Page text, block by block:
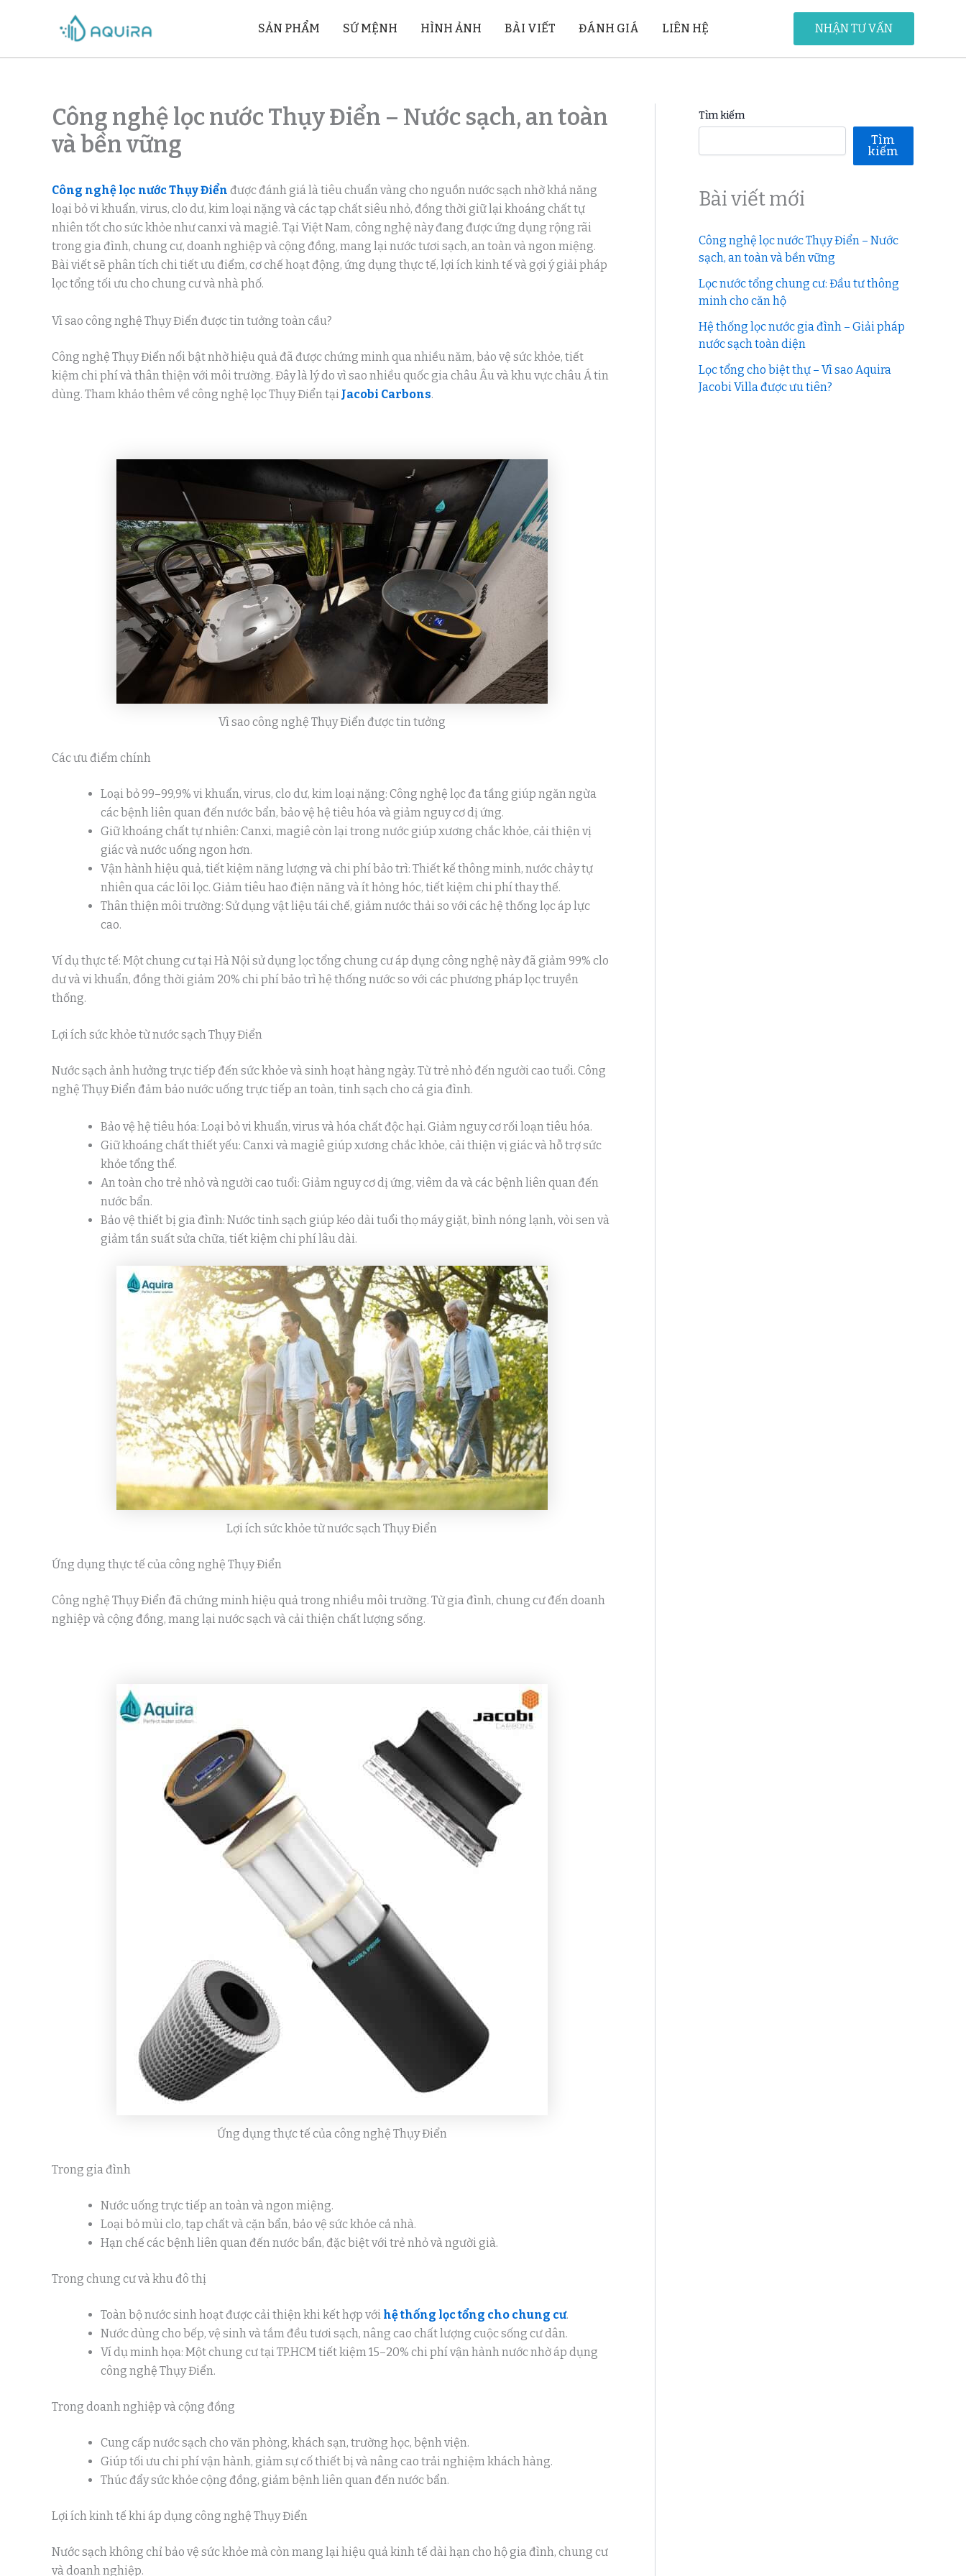
SẢN PHẨM SỨ MỆNH HÌNH ẢNH BÀI VIẾT ĐÁNH GIÁ LIÊN HỆ NHẬN TƯ VẤN
Công nghệ lọc nước Thụy Điển – Nước sạch, an toàn
và bền vững
Công nghệ lọc nước Thụy Điển được đánh giá là tiêu chuẩn vàng cho nguồn nước sạch nhờ khả năng
loại bỏ vi khuẩn, virus, clo dư, kim loại nặng và các tạp chất siêu nhỏ, đồng thời giữ lại khoáng chất tự
nhiên tốt cho sức khỏe như canxi và magiê. Tại Việt Nam, công nghệ này đang được ứng dụng rộng rãi
trong gia đình, chung cư, doanh nghiệp và cộng đồng, mang lại nước tươi sạch, an toàn và ngon miệng.
Bài viết sẽ phân tích chi tiết ưu điểm, cơ chế hoạt động, ứng dụng thực tế, lợi ích kinh tế và gợi ý giải pháp
lọc tổng tối ưu cho chung cư và nhà phố.
Vì sao công nghệ Thụy Điển được tin tưởng toàn cầu?
Công nghệ Thụy Điển nổi bật nhờ hiệu quả đã được chứng minh qua nhiều năm, bảo vệ sức khỏe, tiết
kiệm chi phí và thân thiện với môi trường. Đây là lý do vì sao nhiều quốc gia châu Âu và khu vực châu Á tin
dùng. Tham khảo thêm về công nghệ lọc Thụy Điển tại Jacobi Carbons.
Vì sao công nghệ Thụy Điển được tin tưởng
Các ưu điểm chính
Loại bỏ 99–99,9% vi khuẩn, virus, clo dư, kim loại nặng: Công nghệ lọc đa tầng giúp ngăn ngừa
các bệnh liên quan đến nước bẩn, bảo vệ hệ tiêu hóa và giảm nguy cơ dị ứng.
Giữ khoáng chất tự nhiên: Canxi, magiê còn lại trong nước giúp xương chắc khỏe, cải thiện vị
giác và nước uống ngon hơn.
Vận hành hiệu quả, tiết kiệm năng lượng và chi phí bảo trì: Thiết kế thông minh, nước chảy tự
nhiên qua các lõi lọc. Giảm tiêu hao điện năng và ít hỏng hóc, tiết kiệm chi phí thay thế.
Thân thiện môi trường: Sử dụng vật liệu tái chế, giảm nước thải so với các hệ thống lọc áp lực
cao.
Ví dụ thực tế: Một chung cư tại Hà Nội sử dụng lọc tổng chung cư áp dụng công nghệ này đã giảm 99% clo
dư và vi khuẩn, đồng thời giảm 20% chi phí bảo trì hệ thống nước so với các phương pháp lọc truyền
thống.
Lợi ích sức khỏe từ nước sạch Thụy Điển
Nước sạch ảnh hưởng trực tiếp đến sức khỏe và sinh hoạt hàng ngày. Từ trẻ nhỏ đến người cao tuổi. Công
nghệ Thụy Điển đảm bảo nước uống trực tiếp an toàn, tinh sạch cho cả gia đình.
Bảo vệ hệ tiêu hóa: Loại bỏ vi khuẩn, virus và hóa chất độc hại. Giảm nguy cơ rối loạn tiêu hóa.
Giữ khoáng chất thiết yếu: Canxi và magiê giúp xương chắc khỏe, cải thiện vị giác và hỗ trợ sức
khỏe tổng thể.
An toàn cho trẻ nhỏ và người cao tuổi: Giảm nguy cơ dị ứng, viêm da và các bệnh liên quan đến
nước bẩn.
Bảo vệ thiết bị gia đình: Nước tinh sạch giúp kéo dài tuổi thọ máy giặt, bình nóng lạnh, vòi sen và
giảm tần suất sửa chữa, tiết kiệm chi phí lâu dài.
Lợi ích sức khỏe từ nước sạch Thụy Điển
Ứng dụng thực tế của công nghệ Thụy Điển
Công nghệ Thụy Điển đã chứng minh hiệu quả trong nhiều môi trường. Từ gia đình, chung cư đến doanh
nghiệp và cộng đồng, mang lại nước sạch và cải thiện chất lượng sống.
Ứng dụng thực tế của công nghệ Thụy Điển
Trong gia đình
Nước uống trực tiếp an toàn và ngon miệng.
Loại bỏ mùi clo, tạp chất và cặn bẩn, bảo vệ sức khỏe cả nhà.
Hạn chế các bệnh liên quan đến nước bẩn, đặc biệt với trẻ nhỏ và người già.
Trong chung cư và khu đô thị
Toàn bộ nước sinh hoạt được cải thiện khi kết hợp với hệ thống lọc tổng cho chung cư.
Nước dùng cho bếp, vệ sinh và tắm đều tươi sạch, nâng cao chất lượng cuộc sống cư dân.
Ví dụ minh họa: Một chung cư tại TP.HCM tiết kiệm 15–20% chi phí vận hành nước nhờ áp dụng
công nghệ Thụy Điển.
Trong doanh nghiệp và cộng đồng
Cung cấp nước sạch cho văn phòng, khách sạn, trường học, bệnh viện.
Giúp tối ưu chi phí vận hành, giảm sự cố thiết bị và nâng cao trải nghiệm khách hàng.
Thúc đẩy sức khỏe cộng đồng, giảm bệnh liên quan đến nước bẩn.
Lợi ích kinh tế khi áp dụng công nghệ Thụy Điển
Nước sạch không chỉ bảo vệ sức khỏe mà còn mang lại hiệu quả kinh tế dài hạn cho hộ gia đình, chung cư
và doanh nghiệp.
Tìm kiếm
Tìm
kiếm
Bài viết mới
Công nghệ lọc nước Thụy Điển – Nước
sạch, an toàn và bền vững
Lọc nước tổng chung cư: Đầu tư thông
minh cho căn hộ
Hệ thống lọc nước gia đình – Giải pháp
nước sạch toàn diện
Lọc tổng cho biệt thự – Vì sao Aquira
Jacobi Villa được ưu tiên?